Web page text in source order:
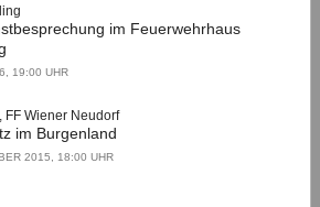
im Feuerwehrhaus
19:00 UHR
FF Wiener Neudorf
im Burgenland
2015, 18:00 UHR